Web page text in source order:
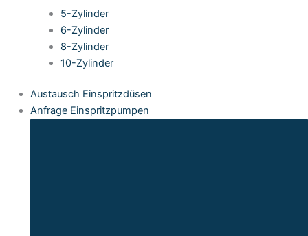
5-Zylinder
6-Zylinder
8-Zylinder
10-Zylinder
Austausch Einspritzdüsen
Anfrage Einspritzpumpen